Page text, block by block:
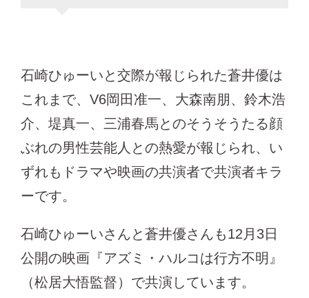
石崎ひゅーいと交際が報じられた蒼井優は
これまで、V6岡田准一、大森南朋、鈴木浩
介、堤真一、三浦春馬とのそうそうたる顔
ぶれの男性芸能人との熱愛が報じられ、い
ずれもドラマや映画の共演者で共演者キラ
ーです。
石崎ひゅーいさんと蒼井優さんも12月3日
公開の映画『アズミ・ハルコは行方不明』
（松居大悟監督）で共演しています。